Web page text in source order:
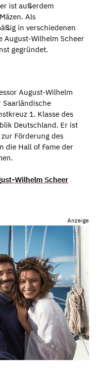
ist außerdem
Als
in verschiedenen
August-Wilhelm Scheer
gegründet.
August-Wilhelm
Saarländische
1. Klasse des
Deutschland. Er ist
Förderung des
die Hall of Fame der
Wilhelm Scheer
Anzeige